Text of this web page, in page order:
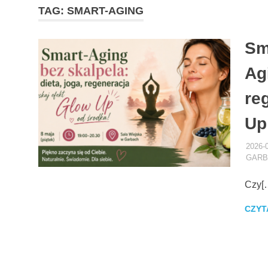
TAG: SMART-AGING
2026-